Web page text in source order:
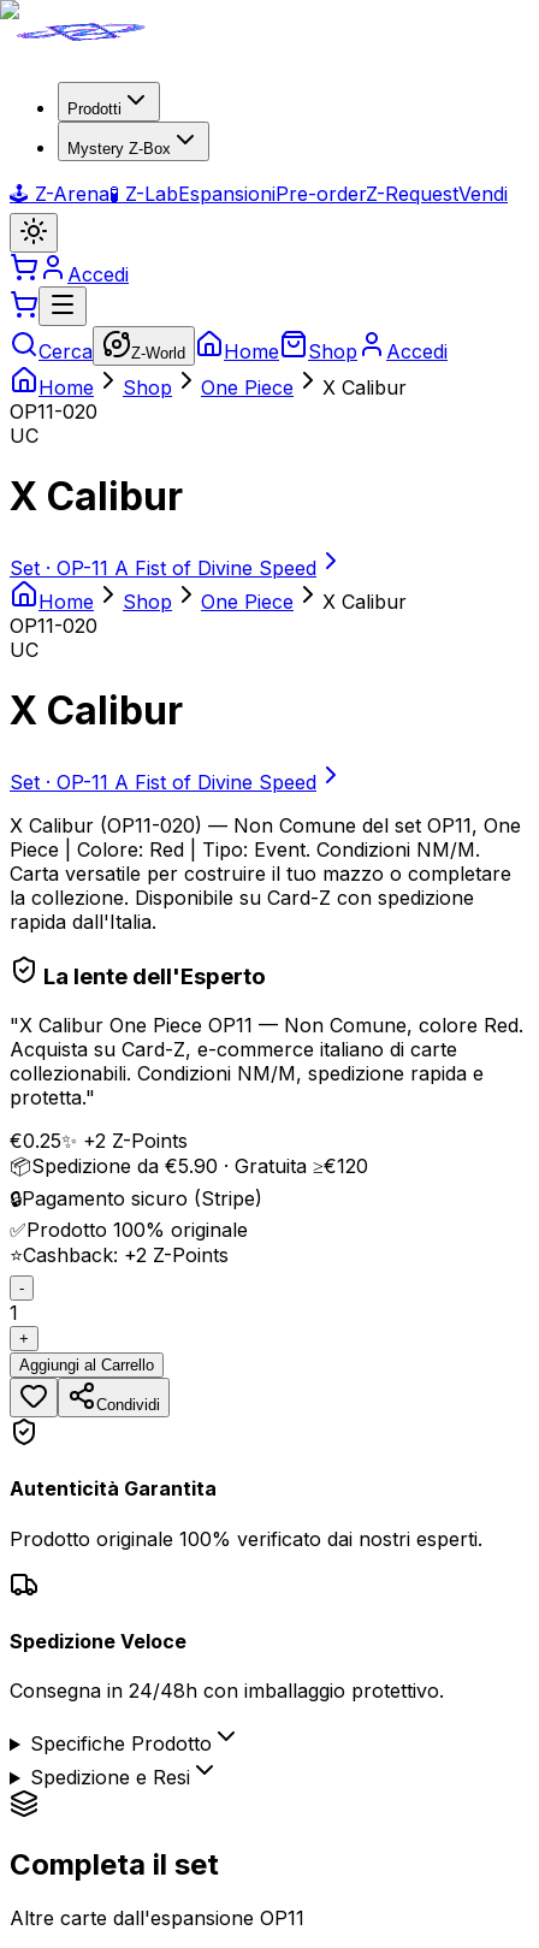
Prodotti
Mystery Z-Box
🕹️ Z-Arena🧪 Z-LabEspansioniPre-orderZ-RequestVendi
Accedi
Cerca Z-World Home Shop
Accedi
Home
Shop One Piece
X Calibur
OP11-020
UC
X Calibur
Set · OP-11 A Fist of Divine Speed
Home
Shop One Piece
X Calibur
OP11-020
UC
X Calibur
Set · OP-11 A Fist of Divine Speed
X Calibur (OP11-020) — Non Comune del set OP11, One
Piece | Colore: Red | Tipo: Event. Condizioni NM/M.
Carta versatile per costruire il tuo mazzo o completare
la collezione. Disponibile su Card-Z con spedizione
rapida dall'Italia.
La lente dell'Esperto
"X Calibur One Piece OP11 — Non Comune, colore Red.
Acquista su Card-Z, e-commerce italiano di carte
collezionabili. Condizioni NM/M, spedizione rapida e
protetta."
€0.25✨ +2 Z-Points
📦Spedizione da €5.90 · Gratuita ≥€120
🔒Pagamento sicuro (Stripe)
✅Prodotto 100% originale
⭐Cashback: +2 Z-Points
-
1
+
Aggiungi al Carrello
Condividi
Autenticità Garantita
Prodotto originale 100% verificato dai nostri esperti.
Spedizione Veloce
Consegna in 24/48h con imballaggio protettivo.
Specifiche Prodotto
Spedizione e Resi
Completa il set
Altre carte dall'espansione OP11